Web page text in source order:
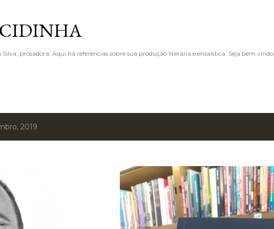
Silva, prosadora. Aqui há referências sobre sua produção literária e ensaística. Seja bem vindo
2019